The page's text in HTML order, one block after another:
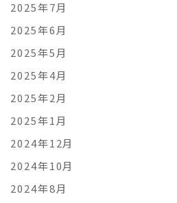
2025年7月
2025年6月
2025年5月
2025年4月
2025年2月
2025年1月
2024年12月
2024年10月
2024年8月